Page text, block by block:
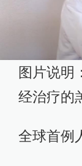
图片说明
经治疗的
全球首例